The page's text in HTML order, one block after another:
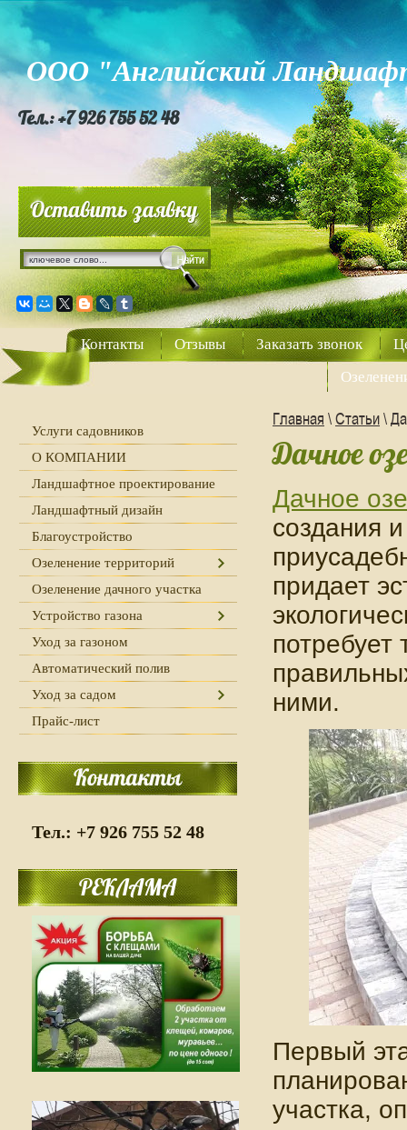
Тел.:+7 926 755 52 48
ООО "Английский
Контакты Отзывы Заказать звонок
Главная \Статьи\
Дачное
Дачное
создания
придает
ними.
Первый
участка,
Услуги садовников
О КОМПАНИИ
Ландшафтное проектирование
Ландшафтный дизайн
Благоустройство
Озеленение территорий
Озеленение дачного участка
Устройство газона
Уход за газоном
Автоматический полив
Уход за садом
Прайс-лист
Тел.: +7 926 755 52 48
РЕКЛАМА